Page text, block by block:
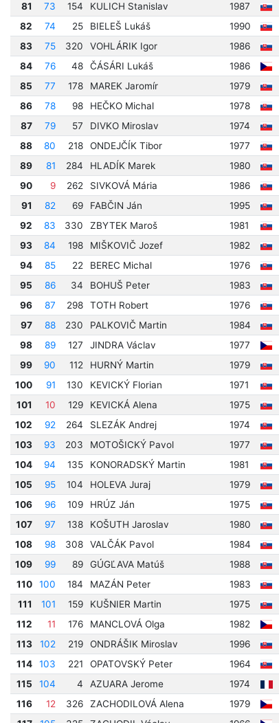
81
73 154 KULICH Stanislav 1987
82
74 25 BIELEŠ Lukáš 1990
83
75 320 VOHLÁRIK Igor 1986
84
76 48 ČÁSÁRI Lukáš 1986
85
77 178 MAREK Jaromír 1979
86
78 98 HEČKO Michal 1978
87
79 57 DIVKO Miroslav 1974
88
80 218 ONDEJČÍK Tibor 1977
89
81 284 HLADÍK Marek 1980
90
9 262 SIVKOVÁ Mária 1986
91
82 69 FABČIN Ján 1995
92
83 330 ZBYTEK Maroš 1981
93
84 198 MIŠKOVIČ Jozef 1982
94
85 22 BEREC Michal 1976
95
86 34 BOHUŠ Peter 1983
96
87 298 TOTH Robert 1976
97
88 230 PALKOVIČ Martin 1984
98
89 127 JINDRA Václav 1977
99
90 112 HURNÝ Martin 1979
100
91 130 KEVICKÝ Florian 1971
101
10 129 KEVICKÁ Alena 1975
102
92 264 SLEZÁK Andrej 1974
103
93 203 MOTOŠICKÝ Pavol 1977
104
94 135 KONORADSKÝ Martin 1981
105
95 104 HOLEVA Juraj 1979
106
96 109 HRÚZ Ján 1975
107
97 138 KOŠUTH Jaroslav 1980
108
98 308 VALČÁK Pavol 1984
109
99 89 GÚGĽAVA Matúš 1988
110
100 184 MAZÁN Peter 1983
111
101 159 KUŠNIER Martin 1975
112
11 176 MANCLOVÁ Olga 1982
113
102 219 ONDRÁŠIK Miroslav 1996
114
103 221 OPATOVSKÝ Peter 1964
115
104 4 AZUARA Jerome 1974
116
12 326 ZACHODILOVÁ Alena 1979